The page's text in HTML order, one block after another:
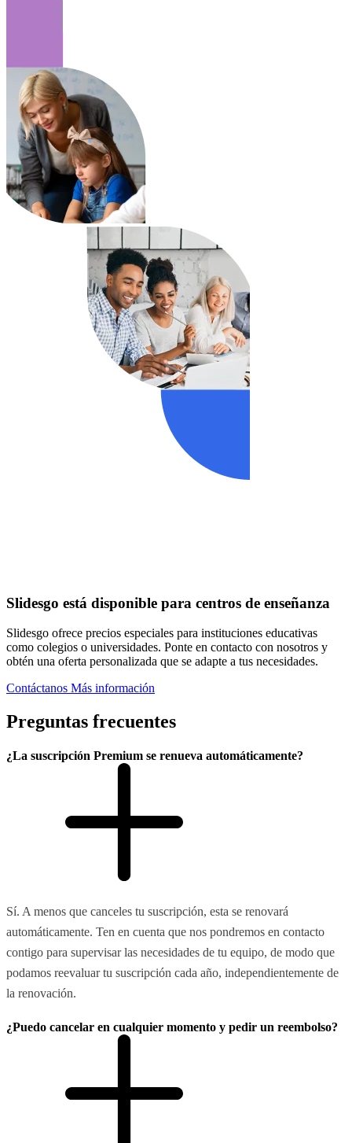
Slidesgo está disponible para centros de enseñanza
Slidesgo ofrece precios especiales para instituciones educativas
como colegios o universidades. Ponte en contacto con nosotros y
obtén una oferta personalizada que se adapte a tus necesidades.
Contáctanos Más información
Preguntas frecuentes
¿La suscripción Premium se renueva automáticamente?
Sí. A menos que canceles tu suscripción, esta se renovará
automáticamente. Ten en cuenta que nos pondremos en contacto
contigo para supervisar las necesidades de tu equipo, de modo que
podamos reevaluar tu suscripción cada año, independientemente de
la renovación.
¿Puedo cancelar en cualquier momento y pedir un reembolso?